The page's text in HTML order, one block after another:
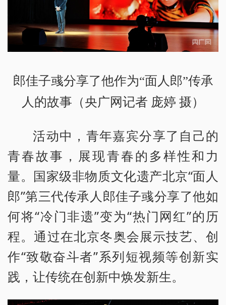
郎佳子彧分享了他作为“面人郎”传承
人的故事（央广网记者 庞婷 摄）
活动中，青年嘉宾分享了自己的
青春故事，展现青春的多样性和力
量。国家级非物质文化遗产北京“面人
郎”第三代传承人郎佳子彧分享了他如
何将“冷门非遗”变为“热门网红”的历
程。通过在北京冬奥会展示技艺、创
作“致敬奋斗者”系列短视频等创新实
践，让传统在创新中焕发新生。